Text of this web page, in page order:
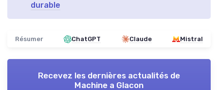
durable
Résumer ChatGPT Claude Mistral
Recevez les dernières actualités de
Machine a Glacon